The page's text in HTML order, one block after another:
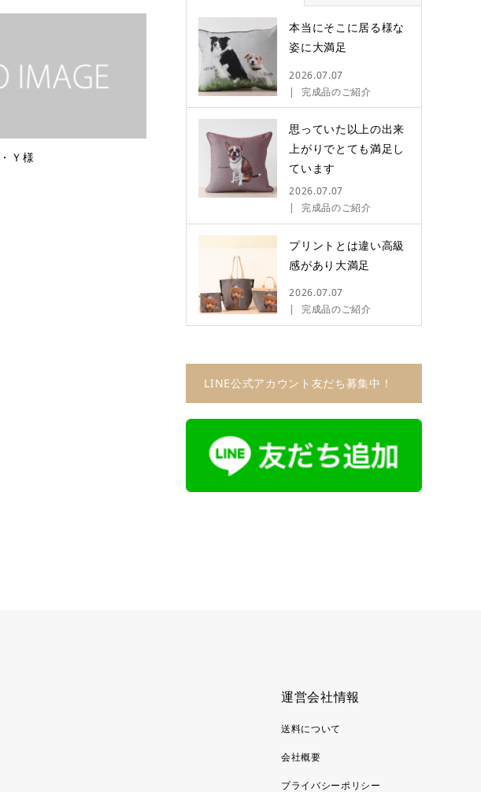
Ｙ様
本当にそこに居る様な
姿に大満足
2026.07.07
完成品のご紹介
思っていた以上の出来
上がりでとても満足し
ています
2026.07.07
完成品のご紹介
プリントとは違い高級
感があり大満足
2026.07.07
完成品のご紹介
LINE公式アカウント友だち募集中！
運営会社情報
送料について
会社概要
プライバシーポリシー